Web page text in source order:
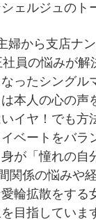
ェルジュのト
婦から支店ナ
員の悩みが
ったシング
本人の心の
イヤ！でも方
ベートをバ
が「憧れの自
関係の悩みや
輪拡散をす
目指していま